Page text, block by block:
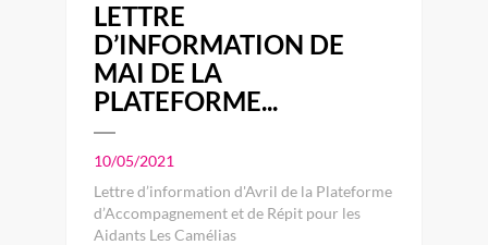
LETTRE
D’INFORMATION DE
MAI DE LA
PLATEFORME...
10/05/2021
Lettre d’information d'Avril de la Plateforme
d’Accompagnement et de Répit pour les
Aidants Les Camélias